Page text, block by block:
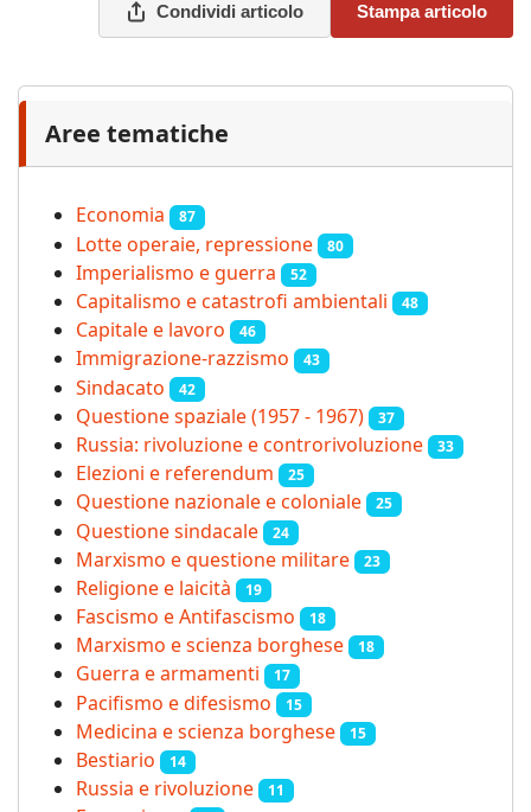
Condividi articolo Stampa articolo
Aree tematiche
Economia 87
Lotte operaie, repressione 80
Imperialismo e guerra 52
Capitalismo e catastrofi ambientali 48
Capitale e lavoro 46
Immigrazione-razzismo 43
Sindacato 42
Questione spaziale (1957 - 1967) 37
Russia: rivoluzione e controrivoluzione 33
Elezioni e referendum 25
Questione nazionale e coloniale 25
Questione sindacale 24
Marxismo e questione militare 23
Religione e laicità 19
Fascismo e Antifascismo 18
Marxismo e scienza borghese 18
Guerra e armamenti 17
Pacifismo e difesismo 15
Medicina e scienza borghese 15
Bestiario 14
Russia e rivoluzione 11